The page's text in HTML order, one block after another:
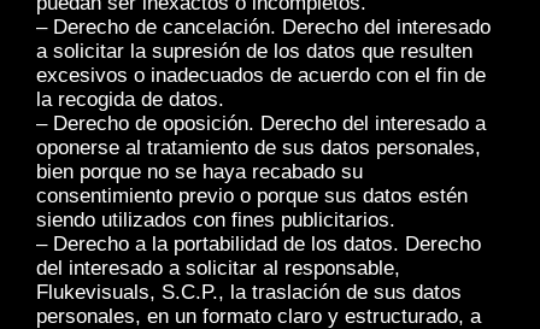
– Derecho de cancelación. Derecho del interesado
a solicitar la supresión de los datos que resulten
excesivos o inadecuados de acuerdo con el fin de
la recogida de datos.
– Derecho de oposición. Derecho del interesado a
oponerse al tratamiento de sus datos personales,
bien porque no se haya recabado su
consentimiento previo o porque sus datos estén
siendo utilizados con fines publicitarios.
– Derecho a la portabilidad de los datos. Derecho
del interesado a solicitar al responsable,
Flukevisuals, S.C.P., la traslación de sus datos
personales, en un formato claro y estructurado, a